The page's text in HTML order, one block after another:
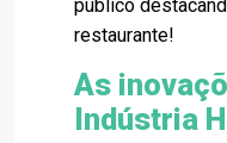
público
restaurante!
As
Indústria